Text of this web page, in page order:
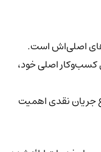
اصلی‌اش است.
اصلی خود،
جریان نقدی اهمیت